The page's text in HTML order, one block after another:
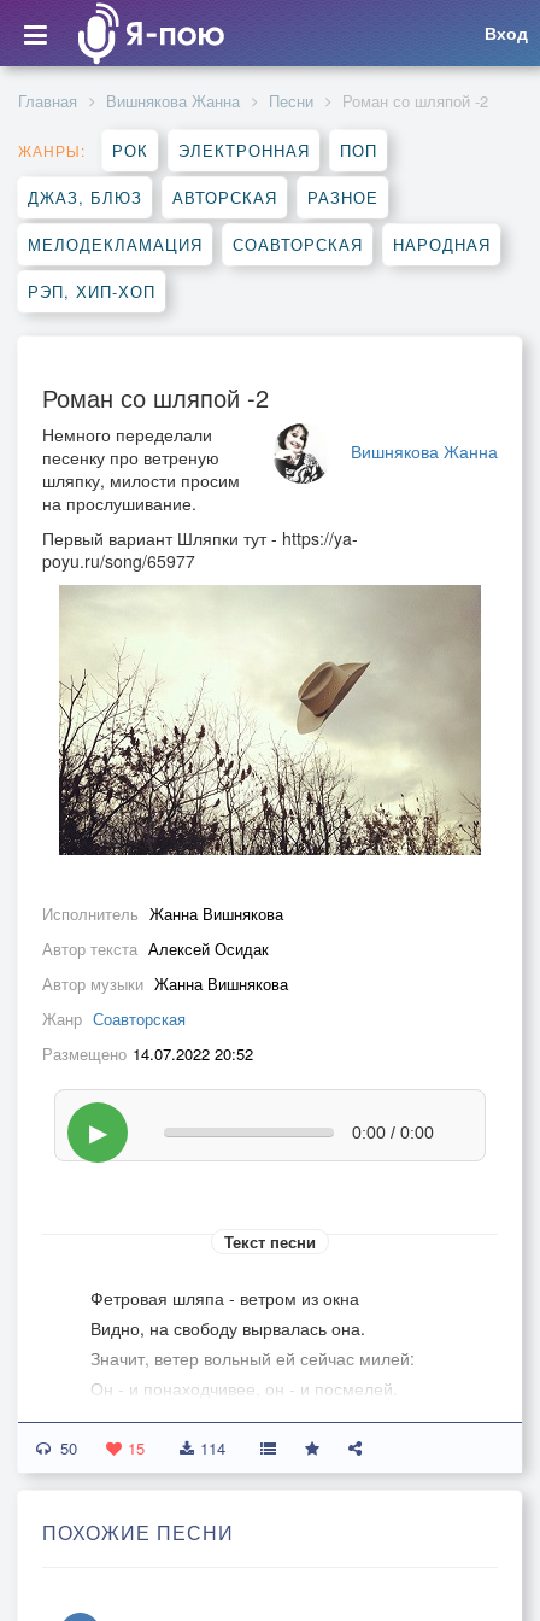
Вход
Главная Вишнякова Жанна Песни Роман со шляпой -2
ЖАНРЫ: РОК ЭЛЕКТРОННАЯ ПОП
ДЖАЗ, БЛЮЗ АВТОРСКАЯ РАЗНОЕ
МЕЛОДЕКЛАМАЦИЯ СОАВТОРСКАЯ НАРОДНАЯ
РЭП, ХИП-ХОП
Роман со шляпой -2
Вишнякова Жанна
Немного переделали
песенку про ветреную
шляпку, милости просим
на прослушивание.
Первый вариант Шляпки тут - https://ya-
poyu.ru/song/65977
Исполнитель Жанна Вишнякова
Автор текста Алексей Осидак
Автор музыки Жанна Вишнякова
Жанр Соавторская
Размещено 14.07.2022 20:52
▶ 0:00 / 0:00
Текст песни
Фетровая шляпа - ветром из окна
Видно, на свободу вырвалась она.
Значит, ветер вольный ей сейчас милей:
Он - и понаходчивее, он - и посмелей.
И решила (порешила, рассудила) шляпа: "Буду с
ветром я!
Ну куда хозяину до царя степей!?
50 15 114
ПОХОЖИЕ ПЕСНИ